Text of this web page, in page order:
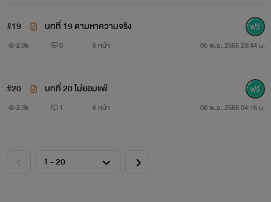
#19 บทที่ 19 ตามหาความจริง
2.9k 0 6 หน้า 05 พ.ย. 2565 23:44 น.
#20 บทที่ 20 ไม่ยอมแพ้
2.9k 1 6 หน้า 06 พ.ย. 2565 04:16 น.